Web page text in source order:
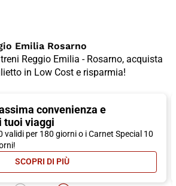
Emilia Rosarno
Reggio Emilia - Rosarno, acquista
in Low Cost e risparmia!
convenienza e
tuoi viaggi
validi per 180 giorni o i Carnet Special 10
SCOPRI DI PIÙ- CARNET ITALO: MASSIMA